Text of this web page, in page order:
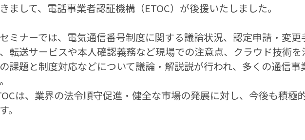
まして、電話事業者認証機構（ETOC）が後援いたしました。
ミナーでは、電気通信番号制度に関する議論状況、認定申請・変
、転送サービスや本人確認義務など現場での注意点、クラウド技術
課題と制度対応などについて議論・解説説が行われ、多くの通信
は、業界の法令順守促進・健全な市場の発展に対し、今後も積極
。